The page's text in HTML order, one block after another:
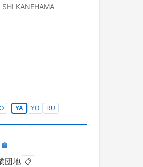
SHI KANEHAMA
YA YO RU
🏣
団地 📋